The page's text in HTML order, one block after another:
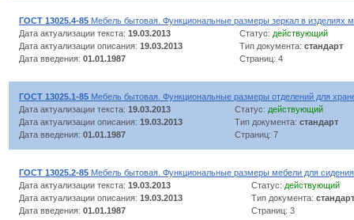
ГОСТ 13025.4-85 Мебель бытовая. Функциональные размеры зеркал в изделиях
Дата актуализации текста: 19.03.2013 Статус: действующий
Дата актуализации описания: 19.03.2013 Тип документа: стандарт
Дата введения: 01.01.1987 Страниц: 4
ГОСТ 13025.1-85 Мебель бытовая. Функциональные размеры отделений для
Дата актуализации текста: 19.03.2013 Статус: действующий
Дата актуализации описания: 19.03.2013 Тип документа: стандарт
Дата введения: 01.01.1987 Страниц: 7
ГОСТ 13025.2-85 Мебель бытовая. Функциональные размеры мебели для
Дата актуализации текста: 19.03.2013 Статус: действующий
Дата актуализации описания: 19.03.2013 Тип документа: стандарт
Дата введения: 01.01.1987 Страниц: 3